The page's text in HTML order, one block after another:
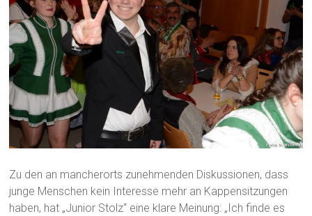
Zu den an mancherorts zunehmenden Diskussionen, dass
junge Menschen kein Interesse mehr an Kappensitzungen
haben, hat „Junior Stolz“ eine klare Meinung: „Ich finde es